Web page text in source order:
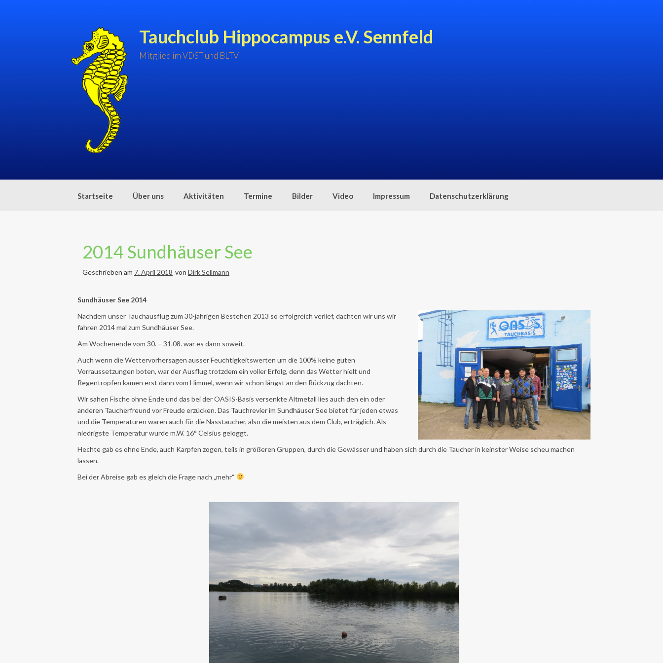
Tauchclub Hippocampus e.V. Sennfeld
Mitglied im VDST und BLTV
Startseite Über uns Aktivitäten Termine Bilder Video Impressum Datenschutzerklärung
2014 Sundhäuser See
Geschrieben am 7. April 2018 von Dirk Sellmann
Sundhäuser See 2014
Nachdem unser Tauchausflug zum 30-jährigen Bestehen 2013 so erfolgreich verlief, dachten wir uns wir
fahren 2014 mal zum Sundhäuser See.
Am Wochenende vom 30. – 31.08. war es dann soweit.
Auch wenn die Wettervorhersagen ausser Feuchtigkeitswerten um die 100% keine guten
Vorraussetzungen boten, war der Ausflug trotzdem ein voller Erfolg, denn das Wetter hielt und
Regentropfen kamen erst dann vom Himmel, wenn wir schon längst an den Rückzug dachten.
Wir sahen Fische ohne Ende und das bei der OASIS-Basis versenkte Altmetall lies auch den ein oder
anderen Taucherfreund vor Freude erzücken. Das Tauchrevier im Sundhäuser See bietet für jeden etwas
und die Temperaturen waren auch für die Nasstaucher, also die meisten aus dem Club, erträglich. Als
niedrigste Temperatur wurde m.W. 16° Celsius geloggt.
Hechte gab es ohne Ende, auch Karpfen zogen, teils in größeren Gruppen, durch die Gewässer und haben sich durch die Taucher in keinster Weise scheu machen
lassen.
Bei der Abreise gab es gleich die Frage nach „mehr“